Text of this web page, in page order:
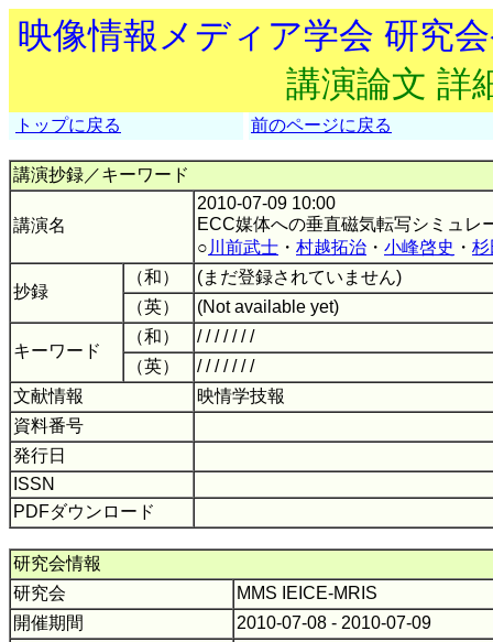
映像情報メディア学会 研究
講演論文 詳
トップに戻る 前のページに戻る
講演抄録／キーワード
講演名
2010-07-09 10:00
ECC媒体への垂直磁気転写シミュレ
○ 川前武士 ・ 村越拓治 ・ 小峰啓史 ・ 杉
抄録
（和）
(まだ登録されていません)
（英）
(Not available yet)
キーワード
（和）
/ / / / / / /
（英）
/ / / / / / /
文献情報
映情学技報
資料番号
発行日
ISSN
PDFダウンロード
研究会情報
研究会
MMS IEICE-MRIS
開催期間
2010-07-08 - 2010-07-09